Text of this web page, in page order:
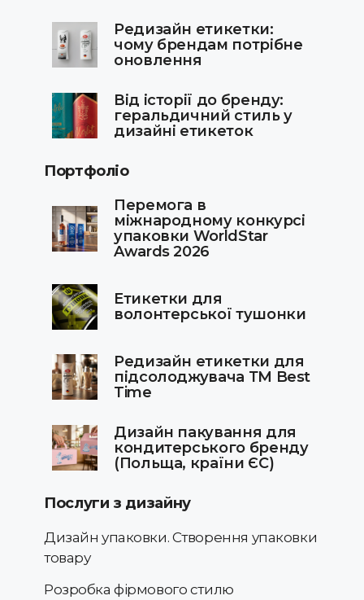
Редизайн етикетки:
чому брендам потрібне
оновлення
Від історії до бренду:
геральдичний стиль у
дизайні етикеток
Портфоліо
Перемога в
міжнародному конкурсі
упаковки WorldStar
Awards 2026
Етикетки для
волонтерської тушонки
Редизайн етикетки для
підсолоджувача ТМ Best
Time
Дизайн пакування для
кондитерського бренду
(Польща, країни ЄС)
Послуги з дизайну
Дизайн упаковки. Створення упаковки
товару
Розробка фірмового стилю